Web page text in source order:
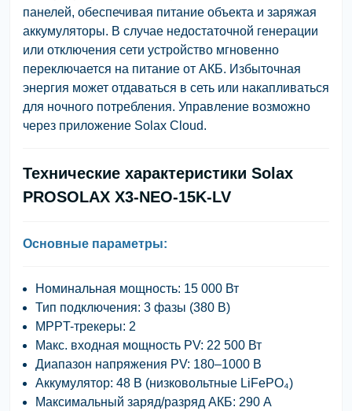
панелей, обеспечивая питание объекта и заряжая
аккумуляторы. В случае недостаточной генерации
или отключения сети устройство мгновенно
переключается на питание от АКБ. Избыточная
энергия может отдаваться в сеть или накапливаться
для ночного потребления. Управление возможно
через приложение Solax Cloud.
Технические характеристики Solax
PROSOLAX X3-NEO-15K-LV
Основные параметры:
Номинальная мощность: 15 000 Вт
Тип подключения: 3 фазы (380 В)
MPPT-трекеры: 2
Макс. входная мощность PV: 22 500 Вт
Диапазон напряжения PV: 180–1000 В
Аккумулятор: 48 В (низковольтные LiFePO₄)
Максимальный заряд/разряд АКБ: 290 А